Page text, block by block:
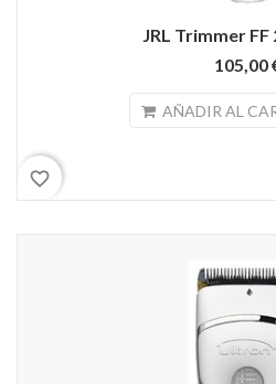
JRL Trimmer FF
105,00
AÑADIR AL
favorite_border